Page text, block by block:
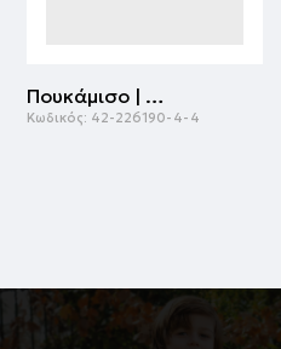
Πουκάμισο | ΜΑΡΕΝ
Κωδικός: 42-226190-4-4